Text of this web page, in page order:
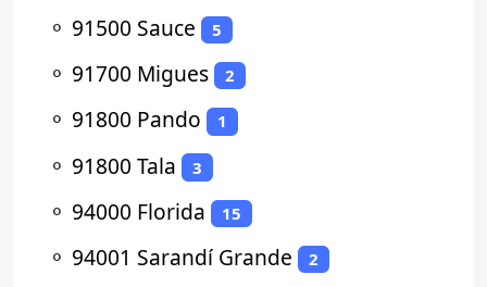
⚬ 91500 Sauce 5
⚬ 91700 Migues 2
⚬ 91800 Pando 1
⚬ 91800 Tala 3
⚬ 94000 Florida 15
⚬ 94001 Sarandí Grande 2